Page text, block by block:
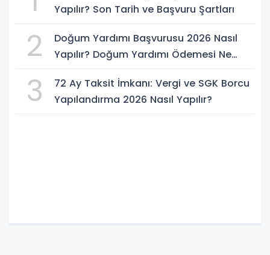
Yapılır? Son Tarih ve Başvuru Şartları
2
Doğum Yardımı Başvurusu 2026 Nasıl
Yapılır? Doğum Yardımı Ödemesi Ne
3
72 Ay Taksit İmkanı: Vergi ve SGK Borcu
Yapılandırma 2026 Nasıl Yapılır?